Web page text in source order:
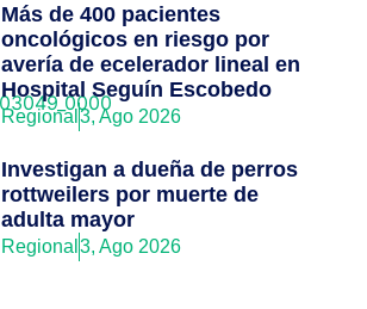
Más de 400 pacientes
oncológicos en riesgo por
avería de ecelerador lineal en
Hospital Seguín Escobedo
Regional 3, Ago 2026
Investigan a dueña de perros
rottweilers por muerte de
adulta mayor
Regional 3, Ago 2026